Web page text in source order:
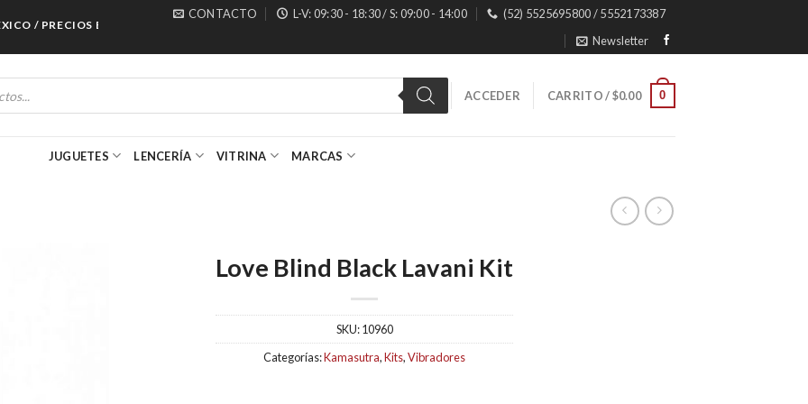
PRECIOS ESPECIALES PARA MAYORISTAS
CONTACTO L-V: 09:30 - 18:30 / S: 09:00 - 14:00
(52) 5525695800 / 5552173387
Newsletter
ACCEDER CARRITO /$0.00 0
JUGUETES LENCERÍA VITRINA MARCAS
Love Blind Black Lavani Kit
SKU:10960
Categorías:Kamasutra,Kits,Vibradores